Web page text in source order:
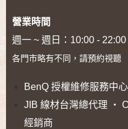
營業時間
週一 ~ 週日：10:00 - 22:00
各門市略有不同，請預約視聽
BenQ 授權維修服務中
JIB 線材台灣總代理 ‧
經銷商